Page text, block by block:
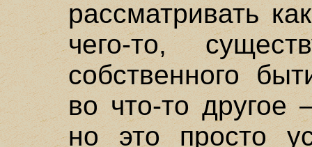
рассматривать
чего-то,
собственного
во что-то
но это просто